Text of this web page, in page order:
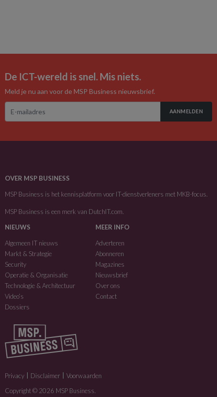
De ICT-wereld is snel. Mis niets.
Meld je nu aan voor de MSP Business nieuwsbrief.
AANMELDEN
OVER MSP BUSINESS
MSP Business is het kennisplatform voor IT-dienstverleners met MKB-focus.
MSP Business is een merk van DutchIT.com.
NIEUWS
Algemeen IT nieuws
Markt & Strategie
Security
Operatie & Organisatie
Technologie & Architectuur
Video’s
Dossiers
MEER INFO
Adverteren
Abonneren
Magazines
Nieuwsbrief
Over ons
Contact
Privacy Disclaimer
Voorwaarden
Copyright © 2026 MSP Business.